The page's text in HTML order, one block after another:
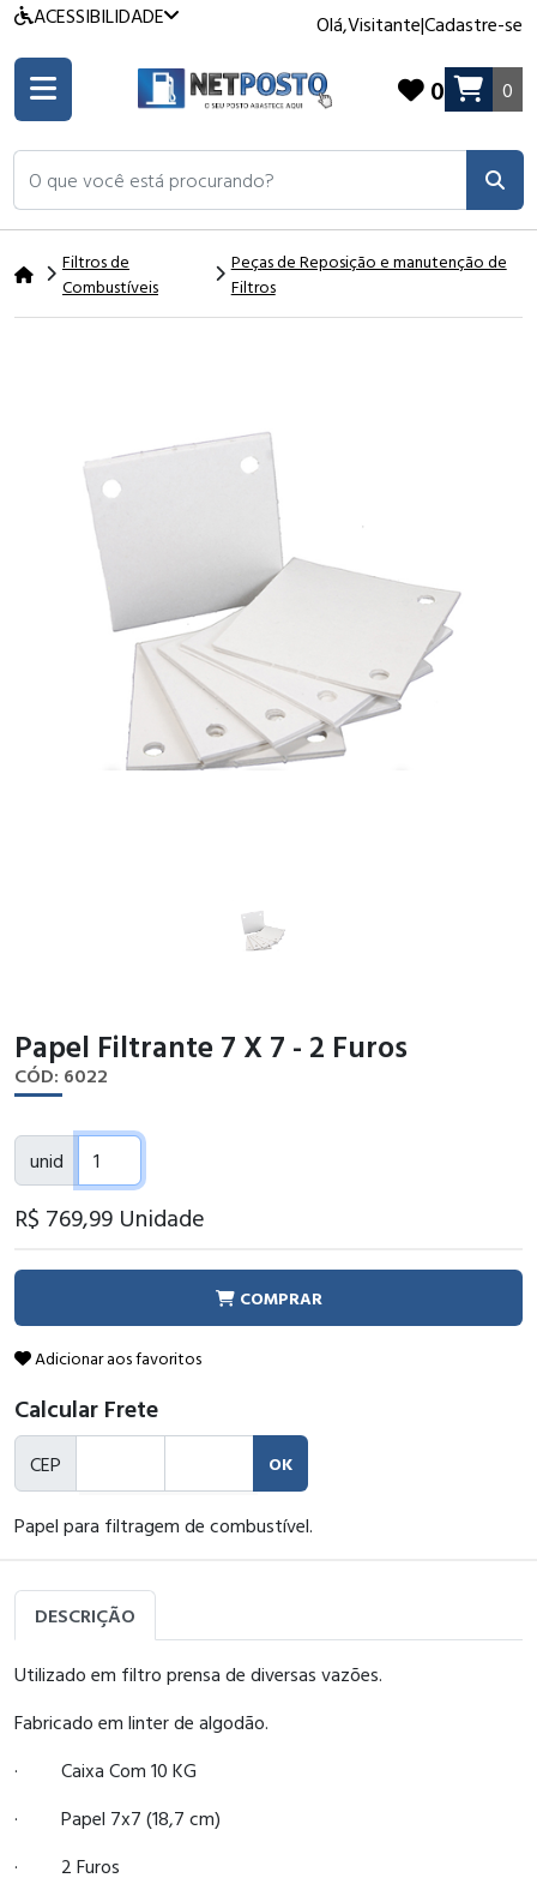
ACESSIBILIDADE Olá,Visitante|Cadastre-se
O que você está procurando?
0 0
Filtros de
Combustíveis
Peças de Reposição e manutenção de
Filtros
Papel Filtrante 7 X 7 - 2 Furos
CÓD: 6022
unid
R$ 769,99 Unidade
COMPRAR
Adicionar aos favoritos
Calcular Frete
CEP OK
Papel para filtragem de combustível.
DESCRIÇÃO
Utilizado em filtro prensa de diversas vazões.
Fabricado em linter de algodão.
· Caixa Com 10 KG
· Papel 7x7 (18,7 cm)
· 2 Furos